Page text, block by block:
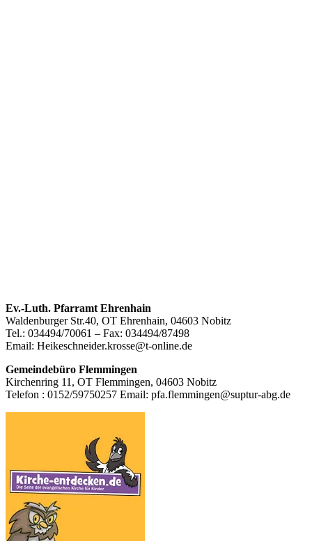
Footer
Inhalt
Ev.-Luth. Pfarramt Ehrenhain
Waldenburger Str.40, OT Ehrenhain, 04603 Nobitz
Tel.: 034494/70061 – Fax: 034494/87498
Email: Heikeschneider.krosse@t-online.de
Gemeindebüro Flemmingen
Kirchenring 11, OT Flemmingen, 04603 Nobitz
Telefon : 0152/59750257 Email: pfa.flemmingen@suptur-abg.de